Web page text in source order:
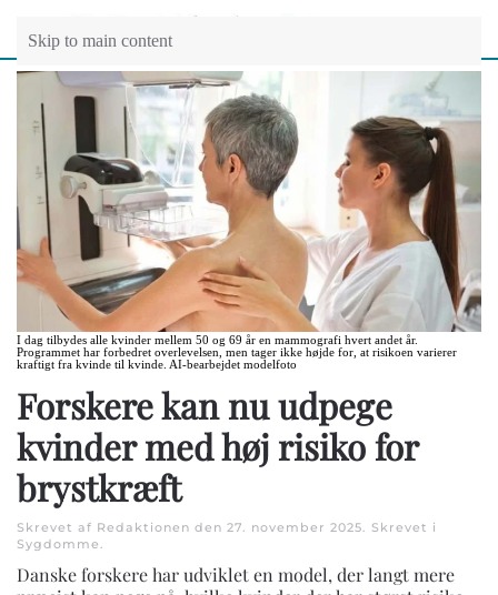
Skip to main content
I dag tilbydes alle kvinder mellem 50 og 69 år en mammografi hvert andet år.
Programmet har forbedret overlevelsen, men tager ikke højde for, at risikoen varierer
kraftigt fra kvinde til kvinde. AI-bearbejdet modelfoto
Forskere kan nu udpege
kvinder med høj risiko for
brystkræft
Skrevet af Redaktionen den 27. november 2025. Skrevet i
Sygdomme.
Danske forskere har udviklet en model, der langt mere